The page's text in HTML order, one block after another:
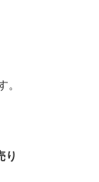
。
り